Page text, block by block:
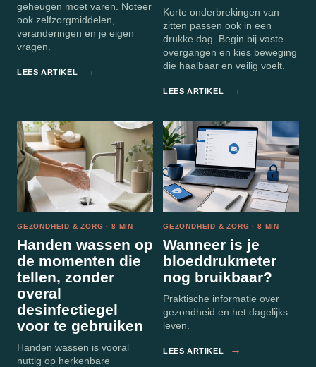
geheugen moet varen. Noteer
ook zelfzorgmiddelen,
veranderingen en je eigen
vragen.
LEES ARTIKEL →
Korte onderbrekingen van
zitten passen ook in een
drukke dag. Begin bij vaste
overgangen en kies beweging
die haalbaar en veilig voelt.
LEES ARTIKEL →
GEZONDHEID & ZORG · 8 MIN
Handen wassen op
de momenten die
tellen, zonder
overal
desinfectiegel
voor te gebruiken
Handen wassen is vooral
nuttig op herkenbare
GEZONDHEID & ZORG · 8 MIN
Wanneer is je
bloeddrukmeter
nog bruikbaar?
Praktische informatie over
gezondheid en het dagelijks
leven.
LEES ARTIKEL →